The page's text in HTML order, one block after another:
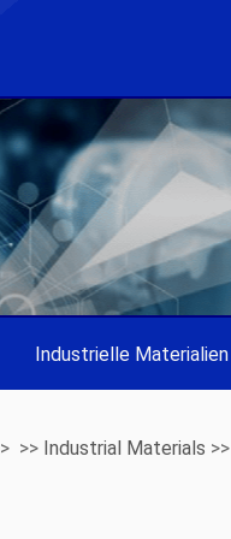
Industrielle Materialien
> >> Industrial Materials >>